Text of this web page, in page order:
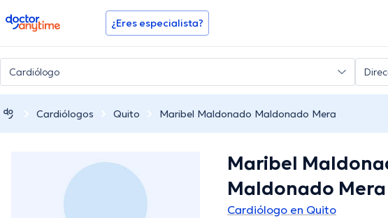
doctoranytime ¿Eres especialista?
Cardiólogos Quito Maribel Maldonado Maldonado Mera
Maribel
Maldonado Mera
Cardiólogo en Quito